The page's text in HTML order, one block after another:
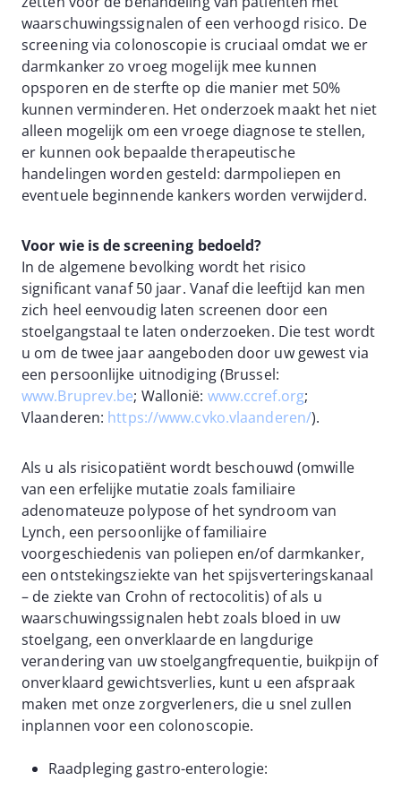
waarschuwingssignalen of een verhoogd risico. De
screening via colonoscopie is cruciaal omdat we er
darmkanker zo vroeg mogelijk mee kunnen
opsporen en de sterfte op die manier met 50%
kunnen verminderen. Het onderzoek maakt het niet
alleen mogelijk om een vroege diagnose te stellen,
er kunnen ook bepaalde therapeutische
handelingen worden gesteld: darmpoliepen en
eventuele beginnende kankers worden verwijderd.
Voor wie is de screening bedoeld?
In de algemene bevolking wordt het risico
significant vanaf 50 jaar. Vanaf die leeftijd kan men
zich heel eenvoudig laten screenen door een
stoelgangstaal te laten onderzoeken. Die test wordt
u om de twee jaar aangeboden door uw gewest via
een persoonlijke uitnodiging (Brussel:
www.Bruprev.be; Wallonië: www.ccref.org;
Vlaanderen: https://www.cvko.vlaanderen/).
Als u als risicopatiënt wordt beschouwd (omwille
van een erfelijke mutatie zoals familiaire
adenomateuze polypose of het syndroom van
Lynch, een persoonlijke of familiaire
voorgeschiedenis van poliepen en/of darmkanker,
een ontstekingsziekte van het spijsverteringskanaal
– de ziekte van Crohn of rectocolitis) of als u
waarschuwingssignalen hebt zoals bloed in uw
stoelgang, een onverklaarde en langdurige
verandering van uw stoelgangfrequentie, buikpijn of
onverklaard gewichtsverlies, kunt u een afspraak
maken met onze zorgverleners, die u snel zullen
inplannen voor een colonoscopie.
Raadpleging gastro-enterologie: